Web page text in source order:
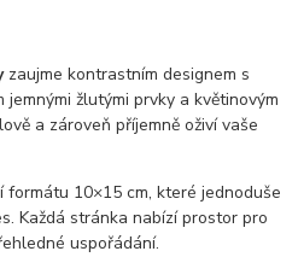
zaujme kontrastním designem s
žlutými prvky a květinovým
a zároveň příjemně oživí vaše
10×15 cm, které jednoduše
Každá stránka nabízí prostor pro
uspořádání.